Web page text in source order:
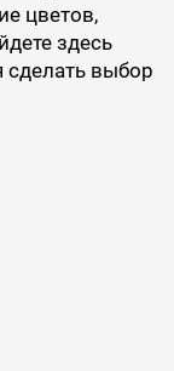
цветов,
здесь
сделать выбор